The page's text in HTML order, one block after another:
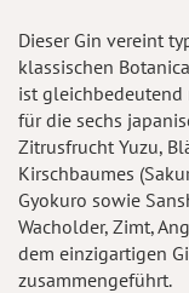
Dieser Gin vereint
klassischen
ist gleichbedeutend
für die sechs
Zitrusfrucht Yuzu,
Kirschbaumes
Gyokuro sowie
Wacholder, Zimt,
dem einzigartigen
zusammengeführt.